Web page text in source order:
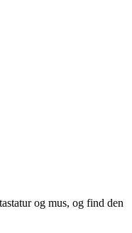
og mus, og find den